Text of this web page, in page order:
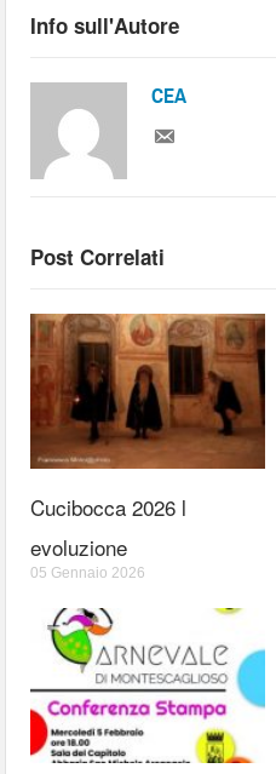
Info sull'Autore
CEA
Post Correlati
Cucibocca 2026 l
evoluzione
05 Gennaio 2026